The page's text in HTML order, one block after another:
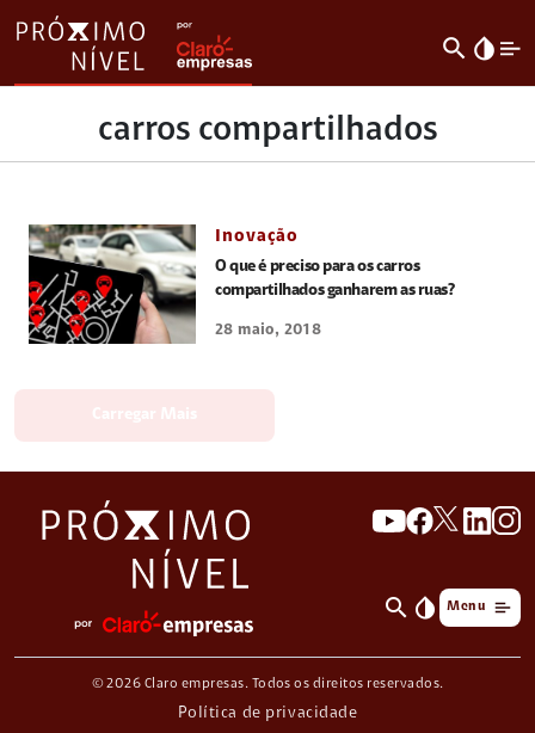
search invert_colors
carros compartilhados
Inovação
O que é preciso para os carros
compartilhados ganharem as ruas?
28 maio, 2018
search invert_colors Menu
© 2026 Claro empresas. Todos os direitos reservados.
Política de privacidade